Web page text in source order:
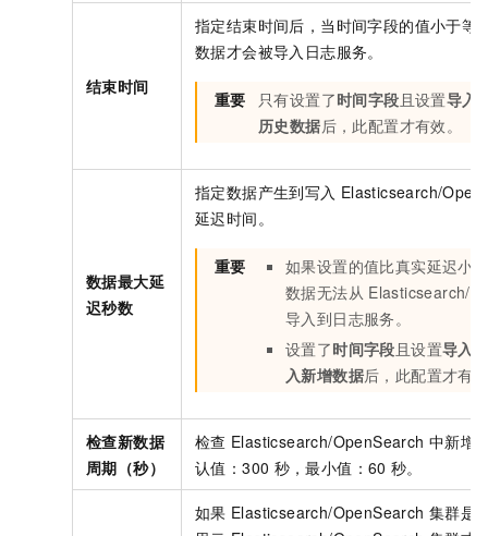
结束时间
指定结束时间后，当时间字段的值小于等
数据才会被导入日志服务。
重要 只有设置了时间字段 且设置导入
历史数据后，此配置才有效。
数据最大延
迟秒数
指定数据产生到写入 Elasticsearch/
延迟时间。
重要
如果设置的值比真实延迟小
数据无法从 Elasticsearch/
导入到日志服务。
设置了时间字段 且设置导入
入新增数据后，此配置才有
检查新数据
周期（秒）
检查 Elasticsearch/OpenSearch 中新增
认值：300 秒，最小值：60 秒。
如果 Elasticsearch/OpenSearch 集群是